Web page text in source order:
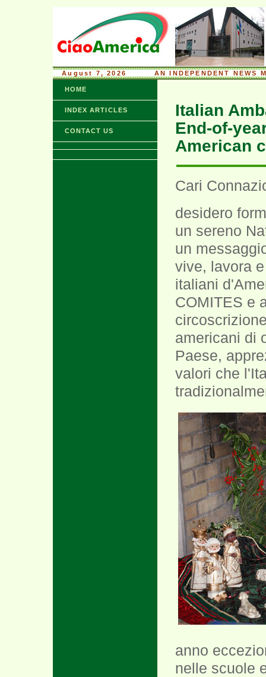
August 7, 2026 AN INDEPENDENT NEWS
HOME
INDEX ARTICLES
CONTACT US
Italian
End-of-
American
Cari
desidero
un sereno
un
vive, lavora
italiani
COMITES e
americani di
Paese,
valori che
anno
nelle scuole